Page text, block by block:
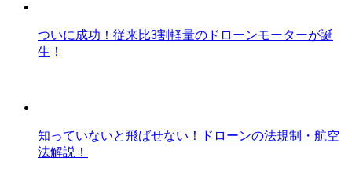
ついに成功！従来比3割軽量のドローンモーターが誕
生！
知っていないと飛ばせない！ドローンの法規制・航空
法解説！